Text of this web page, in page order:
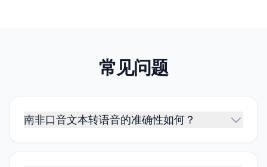
常见问题
南非口音文本转语音的准确性如何？